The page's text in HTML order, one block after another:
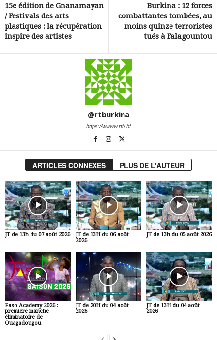
15e édition de Gnanamayan
/ Festivals des arts
plastiques : la récupération
inspire des artistes
Burkina : 12 forces
combattantes tombées, au
moins quinze terroristes
tués à Falagountou
@rtburkina
https://wwww.rtb.bf
ARTICLES CONNEXES PLUS DE L'AUTEUR
JT de 13h du 07 août 2026
JT de 13H du 06 août
2026
JT de 13h du 05 août 2026
Faso Academy 2026 :
première manche
éliminatoire de
Ouagadougou
JT de 20H du 04 août
2026
JT de 13H du 04 août
2026